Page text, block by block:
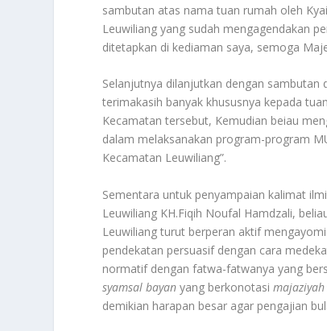
sambutan atas nama tuan rumah oleh
Leuwiliang yang sudah mengagendakan
ditetapkan di kediaman saya, semoga
Selanjutnya dilanjutkan dengan
terimakasih banyak khususnya kepada
Kecamatan tersebut, Kemudian beiau
dalam melaksanakan program-program
Kecamatan Leuwiliang”.
Sementara untuk penyampaian kalimat
Leuwiliang KH.Fiqih Noufal Hamdzali,
Leuwiliang turut berperan aktif
pendekatan persuasif dengan cara
normatif dengan fatwa-fatwanya yang
syamsal bayan yang berkonotasimajaziyah
demikian harapan besar agar pengajian